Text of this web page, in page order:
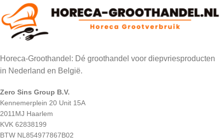
Horeca-Groothandel: Dé groothandel voor diepvriesproducten
in Nederland en België.
Zero Sins Group B.V.
Kennemerplein 20 Unit 15A
2011MJ Haarlem
KVK 62838199
BTW NL854977867B02